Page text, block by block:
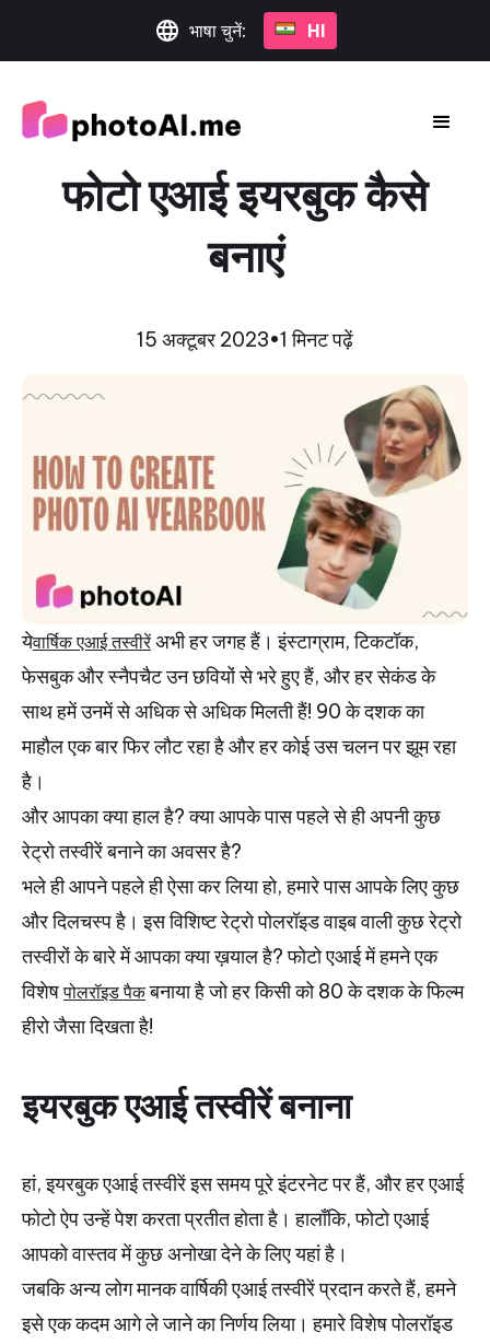
भाषा चुनें: HI
फोटो एआई इयरबुक कैसे
बनाएं
15 अक्टूबर 2023•1 मिनट पढ़ें
येवार्षिक एआई तस्वीरेंअभी हर जगह हैं। इंस्टाग्राम, टिकटॉक,
फेसबुक और स्नैपचैट उन छवियों से भरे हुए हैं, और हर सेकंड के
साथ हमें उनमें से अधिक से अधिक मिलती हैं! 90 के दशक का
माहौल एक बार फिर लौट रहा है और हर कोई उस चलन पर झूम रहा
है।
और आपका क्या हाल है? क्या आपके पास पहले से ही अपनी कुछ
रेट्रो तस्वीरें बनाने का अवसर है?
भले ही आपने पहले ही ऐसा कर लिया हो, हमारे पास आपके लिए कुछ
और दिलचस्प है। इस विशिष्ट रेट्रो पोलरॉइड वाइब वाली कुछ रेट्रो
तस्वीरों के बारे में आपका क्या ख़याल है? फोटो एआई में हमने एक
विशेषपोलरॉइड पैकबनाया है जो हर किसी को 80 के दशक के फिल्म
हीरो जैसा दिखता है!
इयरबुक एआई तस्वीरें बनाना
हां, इयरबुक एआई तस्वीरें इस समय पूरे इंटरनेट पर हैं, और हर एआई
फोटो ऐप उन्हें पेश करता प्रतीत होता है। हालाँकि, फोटो एआई
आपको वास्तव में कुछ अनोखा देने के लिए यहां है।
जबकि अन्य लोग मानक वार्षिकी एआई तस्वीरें प्रदान करते हैं, हमने
इसे एक कदम आगे ले जाने का निर्णय लिया। हमारे विशेष पोलरॉइड